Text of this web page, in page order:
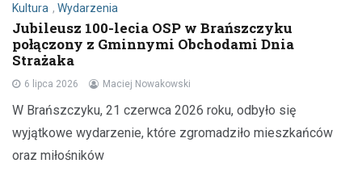
Kultura , Wydarzenia
Jubileusz 100-lecia OSP w Brańszczyku
połączony z Gminnymi Obchodami Dnia
Strażaka
6 lipca 2026 Maciej Nowakowski
W Brańszczyku, 21 czerwca 2026 roku, odbyło się
wyjątkowe wydarzenie, które zgromadziło mieszkańców
oraz miłośników